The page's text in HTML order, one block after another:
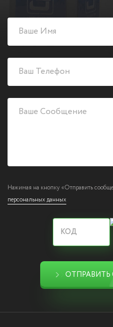
Нажимая на кнопку «Отправить
персональных данных